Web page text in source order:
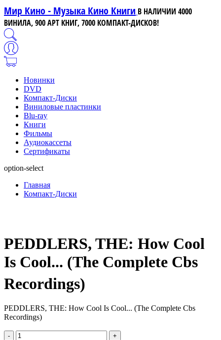
Мир Кино - Музыка Кино Книги В НАЛИЧИИ 4000
ВИНИЛА, 900 АРТ КНИГ, 7000 КОМПАКТ-ДИСКОВ!
Новинки
DVD
Компакт-Диски
Виниловые пластинки
Blu-ray
Книги
Фильмы
Аудиокассеты
Сертификаты
option-select
Главная
Компакт-Диски
PEDDLERS, THE: How Cool
Is Cool... (The Complete Cbs
Recordings)
PEDDLERS, THE: How Cool Is Cool... (The Complete Cbs
Recordings)
-
+